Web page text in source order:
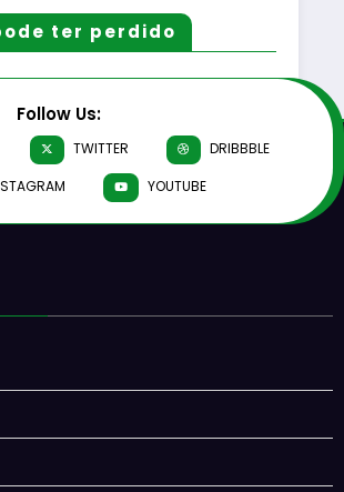
ter perdido
Follow Us:
TWITTER
DRIBBBLE
YOUTUBE